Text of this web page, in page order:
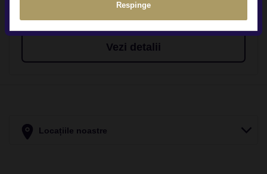
Respinge
Vezi detalii
Locațiile noastre